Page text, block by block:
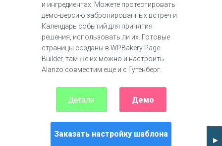
и ингредиентах. Можете протестировать
демо-версию забронированных встреч и
Календарь событий для принятия
решения, использовать ли их. Готовые
страницы созданы в WPBakery Page
Builder, там же их можно и настроить.
Alanzo совместим еще и с Гутенберг.
Детали Демо
Заказать настройку шаблона
►